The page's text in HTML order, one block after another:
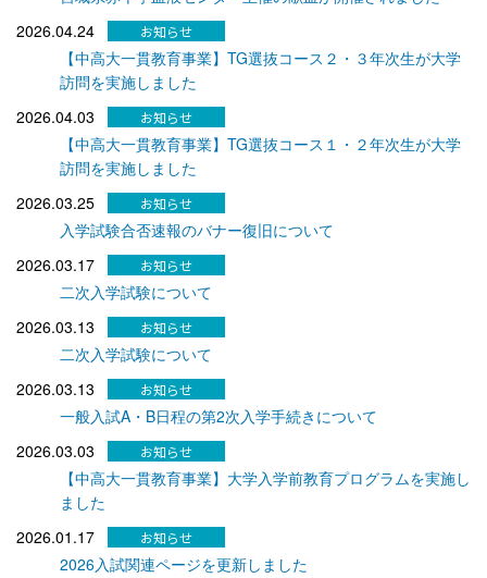
2026.04.24
【中高大一貫教育事業】TG選抜コース２・３年次生が大学
訪問を実施しました
2026.04.03
【中高大一貫教育事業】TG選抜コース１・２年次生が大学
訪問を実施しました
2026.03.25
入学試験合否速報のバナー復旧について
2026.03.17
二次入学試験について
2026.03.13
二次入学試験について
2026.03.13
一般入試A・B日程の第2次入学手続きについて
2026.03.03
【中高大一貫教育事業】大学入学前教育プログラムを実施し
ました
2026.01.17
2026入試関連ページを更新しました